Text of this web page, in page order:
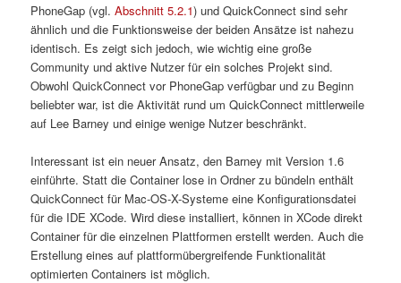
PhoneGap (vgl.Abschnitt 5.2.1) und QuickConnect sind sehr
ähnlich und die Funktionsweise der beiden Ansätze ist nahezu
identisch. Es zeigt sich jedoch, wie wichtig eine große
Community und aktive Nutzer für ein solches Projekt sind.
Obwohl QuickConnect vor PhoneGap verfügbar und zu Beginn
beliebter war, ist die Aktivität rund um QuickConnect mittlerweile
auf Lee Barney und einige wenige Nutzer beschränkt.
Interessant ist ein neuer Ansatz, den Barney mit Version 1.6
einführte. Statt die Container lose in Ordner zu bündeln enthält
QuickConnect für Mac-OS-X-Systeme eine Konfigurationsdatei
für die IDE XCode. Wird diese installiert, können in XCode direkt
Container für die einzelnen Plattformen erstellt werden. Auch die
Erstellung eines auf plattform­übergreifende Funktionalität
optimierten Containers ist möglich.